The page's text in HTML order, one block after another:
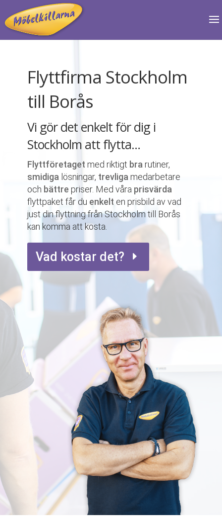
Flyttfirma Stockholm
till Borås
Vi gör det enkelt för dig i
Stockholm att flytta…
Flyttföretaget med riktigt bra rutiner,
smidiga lösningar, trevliga medarbetare
och bättre priser. Med våra prisvärda
flyttpaket får du enkelt en prisbild av vad
just din flyttning från Stockholm till Borås
kan komma att kosta.
Vad kostar det?